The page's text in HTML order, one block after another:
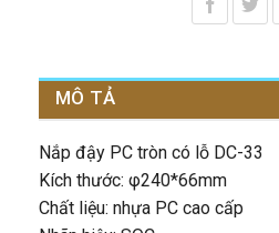
MÔ TẢ
Nắp đậy PC tròn có lỗ DC-33
Kích thước: φ240*66mm
Chất liệu: nhựa PC cao cấp